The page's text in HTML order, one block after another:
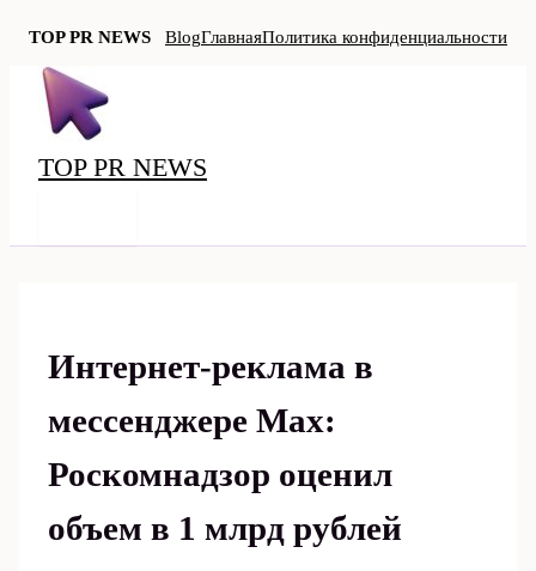
TOP PR NEWS BlogГлавнаяПолитика конфиденциальности
Перейти
содержимому
TOP PR NEWS
Интернет‑реклама в
мессенджере Max:
Роскомнадзор оценил
объем в 1 млрд рублей